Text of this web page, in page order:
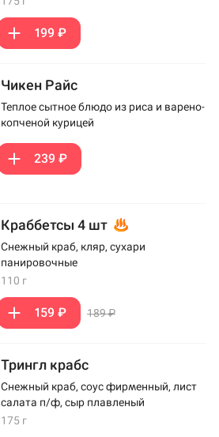
199 ₽
Чикен Райс
Теплое сытное блюдо из риса и варено-
копченой курицей
239 ₽
Краббетсы 4 шт
Снежный краб, кляр, сухари
панировочные
110 г
159 ₽ 189 ₽
Трингл крабс
Снежный краб, соус фирменный, лист
салата п/ф, сыр плавленый
175 г